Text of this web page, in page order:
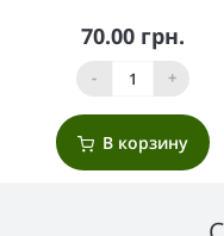
70.00 грн.
- +
В корзину